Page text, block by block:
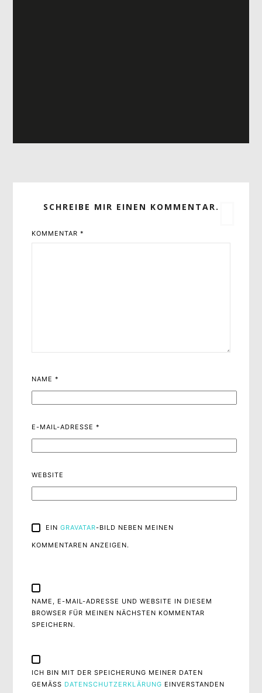
SCHREIBE MIR EINEN KOMMENTAR.
KOMMENTAR*
NAME*
E-MAIL-ADRESSE*
WEBSITE
EIN GRAVATAR-BILD NEBEN MEINEN
KOMMENTAREN ANZEIGEN.
NAME, E-MAIL-ADRESSE UND WEBSITE IN DIESEM
BROWSER FÜR MEINEN NÄCHSTEN KOMMENTAR
SPEICHERN.
ICH BIN MIT DER SPEICHERUNG MEINER DATEN
GEMÄSS DATENSCHUTZERKLÄRUNG EINVERSTANDEN